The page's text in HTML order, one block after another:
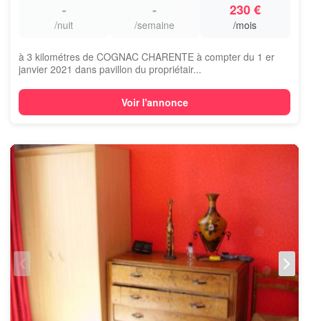
-
/nuit
-
/semaine
230 €
/mois
à 3 kilométres de COGNAC CHARENTE à compter du 1 er
janvier 2021 dans pavillon du propriétair...
Voir l'annonce